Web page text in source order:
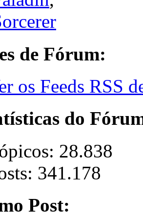
de Fórum:
os Feeds RSS
do
28.838
341.178
Post: